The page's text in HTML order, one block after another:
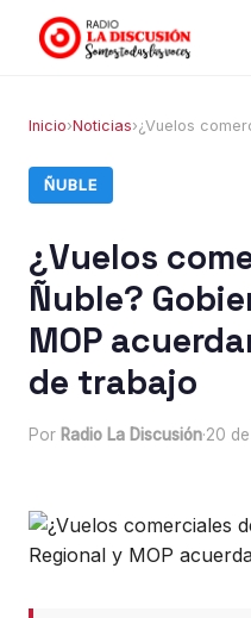
Inicio›Noticias›¿Vuelos
ÑUBLE
¿Vuelos
Ñuble?
MOP
de trabajo
Por Radio La Discusión·20